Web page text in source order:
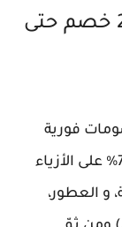
كود خصم نمشي الكويت 2026 خصم حتى
2026 يقدم خصومات فورية
على كافة المنتجات بتخفيض يصل إلى 75% على الأزياء
و العطور،